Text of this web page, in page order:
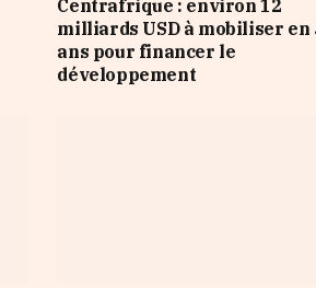
Centrafrique : environ 12
milliards USD à mobiliser en
ans pour financer le
développement